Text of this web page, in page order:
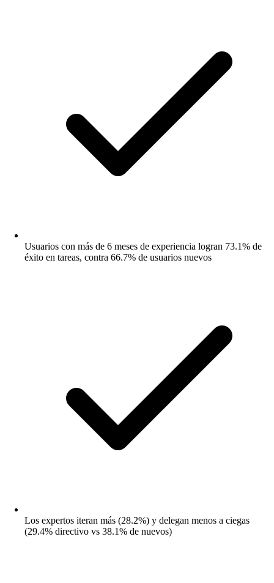
Usuarios con más de 6 meses de experiencia logran 73.1% de
éxito en tareas, contra 66.7% de usuarios nuevos
Los expertos iteran más (28.2%) y delegan menos a ciegas
(29.4% directivo vs 38.1% de nuevos)